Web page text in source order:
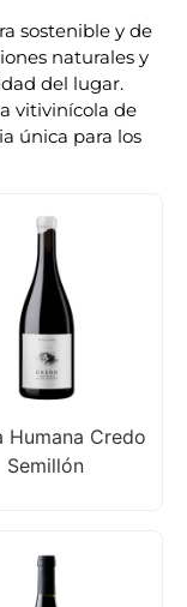
sostenible y de
naturales y
del lugar.
vitivinícola de
única para los
Humana Credo
Semillón